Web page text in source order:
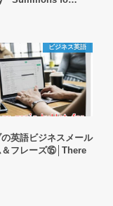
ビジネス英語
英語ビジネスメール
＆フレーズ⑮│There